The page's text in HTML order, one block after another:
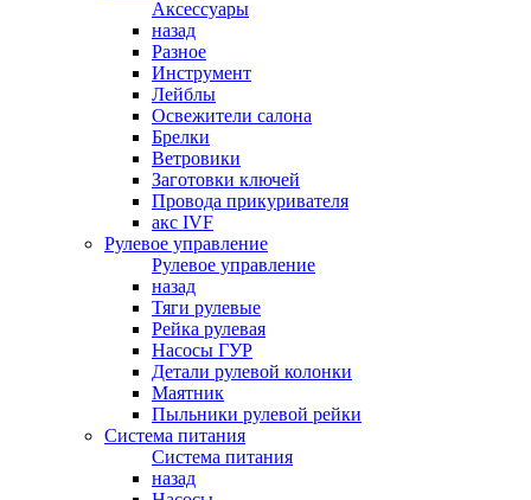
Аксессуары
назад
Разное
Инструмент
Лейблы
Освежители салона
Брелки
Ветровики
Заготовки ключей
Провода прикуривателя
акс IVF
Рулевое управление
Рулевое управление
назад
Тяги рулевые
Рейка рулевая
Насосы ГУР
Детали рулевой колонки
Маятник
Пыльники рулевой рейки
Система питания
Система питания
назад